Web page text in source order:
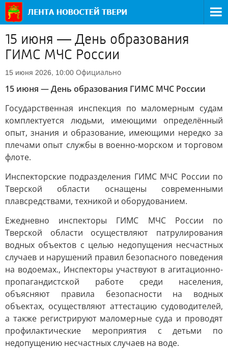
15 июня — День образования
ГИМС МЧС России
15 июня 2026, 10:00 Официально
15 июня — День образования ГИМС МЧС России
Государственная инспекция по маломерным судам
комплектуется людьми, имеющими определённый
опыт, знания и образование, имеющими нередко за
плечами опыт службы в военно-морском и торговом
флоте.
Инспекторские подразделения ГИМС МЧС России по
Тверской области оснащены современными
плавсредствами, техникой и оборудованием.
Ежедневно инспекторы ГИМС МЧС России по
Тверской области осуществляют патрулирования
водных объектов с целью недопущения несчастных
случаев и нарушений правил безопасного поведения
на водоемах., Инспекторы участвуют в агитационно-
пропагандистской работе среди населения,
объясняют правила безопасности на водных
объектах, осуществляют аттестацию судоводителей,
а также регистрируют маломерные суда и проводят
профилактические мероприятия с детьми по
недопущению несчастных случаев на воде.